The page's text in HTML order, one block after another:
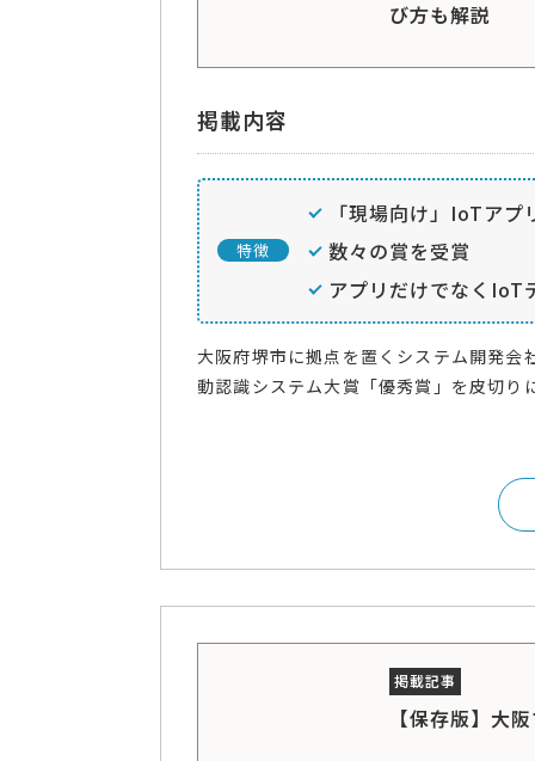
び方も解説
掲載内容
特徴
「現場向け」IoTアプ
数々の賞を受賞
アプリだけでなくIoT
大阪府堺市に拠点を置くシステム開発
動認識システム大賞「優秀賞」を皮切
【保存版】大